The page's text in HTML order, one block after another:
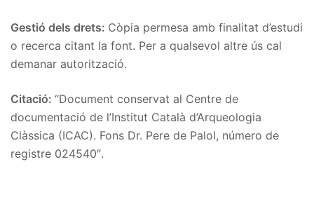
Gestió dels drets: Còpia permesa amb finalitat d’estudi
o recerca citant la font. Per a qualsevol altre ús cal
demanar autorització.
Citació: “Document conservat al Centre de
documentació de l’Institut Català d’Arqueologia
Clàssica (ICAC). Fons Dr. Pere de Palol, número de
registre 024540″.